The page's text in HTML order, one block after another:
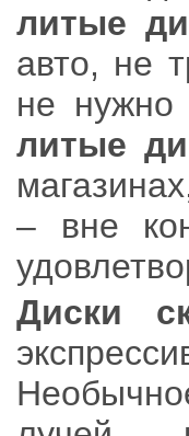
литые
авто, не
не нужно
литые
– вне
Диски